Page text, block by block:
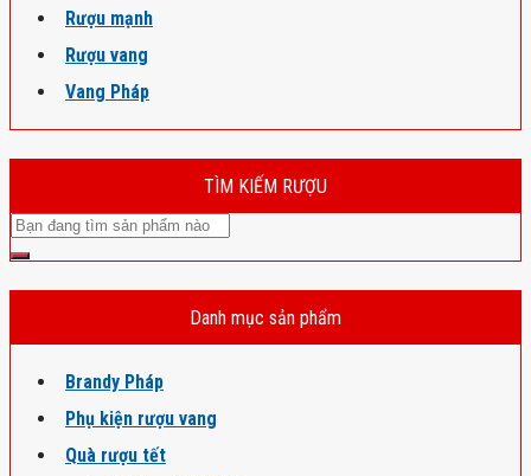
Rượu mạnh
Rượu vang
Vang Pháp
TÌM KIẾM RƯỢU
Danh mục sản phẩm
Brandy Pháp
Phụ kiện rượu vang
Quà rượu tết